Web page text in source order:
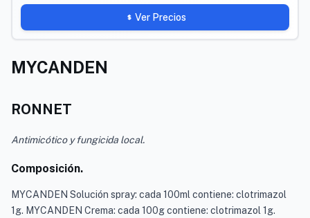
Ver Precios
MYCANDEN
RONNET
Antimicótico y fungicida local.
Composición.
MYCANDEN Solución spray: cada 100ml contiene: clotrimazol
1g. MYCANDEN Crema: cada 100g contiene: clotrimazol 1g.